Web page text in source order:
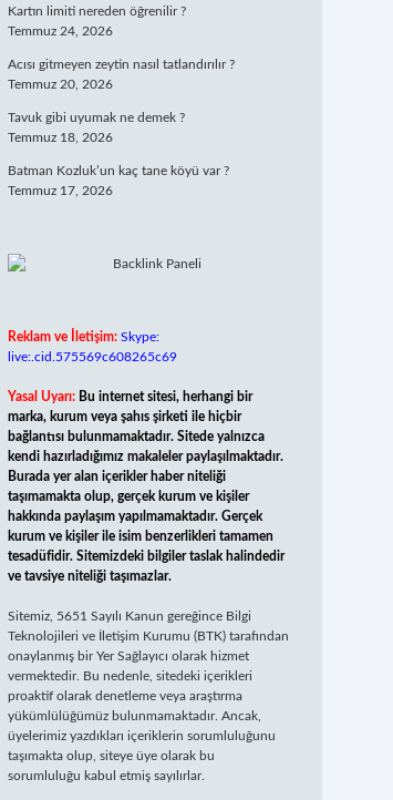
Kartın limiti nereden öğrenilir ?
Temmuz 24, 2026
Acısı gitmeyen zeytin nasıl tatlandırılır ?
Temmuz 20, 2026
Tavuk gibi uyumak ne demek ?
Temmuz 18, 2026
Batman Kozluk’un kaç tane köyü var ?
Temmuz 17, 2026
Reklam ve İletişim: Skype:
live:.cid.575569c608265c69
Yasal Uyarı: Bu internet sitesi, herhangi bir
marka, kurum veya şahıs şirketi ile hiçbir
bağlantısı bulunmamaktadır. Sitede yalnızca
kendi hazırladığımız makaleler paylaşılmaktadır.
Burada yer alan içerikler haber niteliği
taşımamakta olup, gerçek kurum ve kişiler
hakkında paylaşım yapılmamaktadır. Gerçek
kurum ve kişiler ile isim benzerlikleri tamamen
tesadüfidir. Sitemizdeki bilgiler taslak halindedir
ve tavsiye niteliği taşımazlar.
Sitemiz, 5651 Sayılı Kanun gereğince Bilgi
Teknolojileri ve İletişim Kurumu (BTK) tarafından
onaylanmış bir Yer Sağlayıcı olarak hizmet
vermektedir. Bu nedenle, sitedeki içerikleri
proaktif olarak denetleme veya araştırma
yükümlülüğümüz bulunmamaktadır. Ancak,
üyelerimiz yazdıkları içeriklerin sorumluluğunu
taşımakta olup, siteye üye olarak bu
sorumluluğu kabul etmiş sayılırlar.